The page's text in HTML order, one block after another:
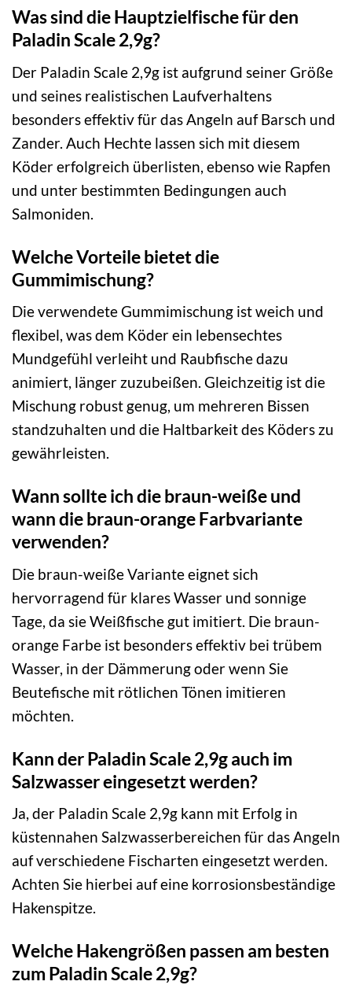
Was sind die Hauptzielfische für den
Paladin Scale 2,9g?
Der Paladin Scale 2,9g ist aufgrund seiner Größe
und seines realistischen Laufverhaltens
besonders effektiv für das Angeln auf Barsch und
Zander. Auch Hechte lassen sich mit diesem
Köder erfolgreich überlisten, ebenso wie Rapfen
und unter bestimmten Bedingungen auch
Salmoniden.
Welche Vorteile bietet die
Gummimischung?
Die verwendete Gummimischung ist weich und
flexibel, was dem Köder ein lebensechtes
Mundgefühl verleiht und Raubfische dazu
animiert, länger zuzubeißen. Gleichzeitig ist die
Mischung robust genug, um mehreren Bissen
standzuhalten und die Haltbarkeit des Köders zu
gewährleisten.
Wann sollte ich die braun-weiße und
wann die braun-orange Farbvariante
verwenden?
Die braun-weiße Variante eignet sich
hervorragend für klares Wasser und sonnige
Tage, da sie Weißfische gut imitiert. Die braun-
orange Farbe ist besonders effektiv bei trübem
Wasser, in der Dämmerung oder wenn Sie
Beutefische mit rötlichen Tönen imitieren
möchten.
Kann der Paladin Scale 2,9g auch im
Salzwasser eingesetzt werden?
Ja, der Paladin Scale 2,9g kann mit Erfolg in
küstennahen Salzwasserbereichen für das Angeln
auf verschiedene Fischarten eingesetzt werden.
Achten Sie hierbei auf eine korrosionsbeständige
Hakenspitze.
Welche Hakengrößen passen am besten
zum Paladin Scale 2,9g?